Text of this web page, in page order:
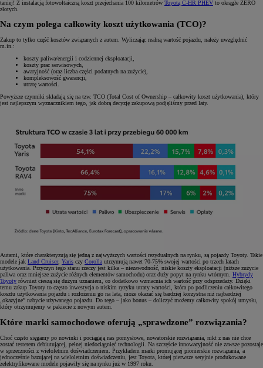
taniej! Z instalacją fotowoltaiczną koszt przejechania 100 kilometrów Toyotą C-HR PHEV to okrągłe ZERO
złotych.
Na czym polega całkowity koszt użytkowania (TCO)?
Zakup to tylko część kosztów związanych z autem. Wyliczając realną wartość pojazdu, należy uwzględnić
m.in.:
koszty paliwa/energii i codziennej eksploatacji,
koszty prac serwisowych,
awaryjność (oraz liczba części podatnych na zużycie),
kompleksowość gwarancji,
utratę wartości.
Powyższe czynniki składają się na tzw. TCO (Total Cost of Ownership – całkowity koszt użytkowania), który
jest najlepszym wyznacznikiem tego, jak dobrą decyzję zakupową podjęliśmy przed laty.
Autami, które charakteryzują się jedną z najwyższych wartości rezydualnych na rynku, są pojazdy Toyoty. Takie
modele jak Land Cruiser, Yaris czy Corolla utrzymują nawet 70-75% swojej wartości po trzech latach
użytkowania. Przyczyn tego stanu rzeczy jest kilka – niezawodność, niskie koszty eksploatacji (niższe zużycie
paliwa oraz mniejsze zużycie różnych elementów samochodu) oraz duży popyt na rynku wtórnym. Hybrydy
Toyoty również cieszą się dużym uznaniem, co dodatkowo wzmacnia ich wartość przy odsprzedaży. Dzięki
temu zakup Toyoty to często inwestycja o niskim ryzyku utraty wartości, która po podliczeniu całkowitego
kosztu użytkowania pojazdu i rozłożeniu go na lata, może okazać się bardziej korzystna niż najbardziej
„okazyjne” nabycie używanego pojazdu. Do tego – jako bonus – doliczyć możemy całkowity spokój umysłu,
który otrzymujemy w pakiecie z nowym autem.
Które marki samochodowe oferują „sprawdzone” rozwiązania?
Choć często sięgamy po nowinki i pociągają nas pomysłowe, nowatorskie rozwiązania, nikt z nas nie chce
zostać testerem debiutującej, pełnej niedociągnięć technologii. Na szczęście innowacyjność nie zawsze pozostaje
w sprzeczności z wieloletnim doświadczeniem. Przykładem marki promującej pionierskie rozwiązania, a
jednocześnie bazującej na wieloletnim doświadczeniu, jest Toyota, której pierwsze seryjnie produkowane
zelektryfikowane modele pojawiły się na rynku już w 1997 roku.